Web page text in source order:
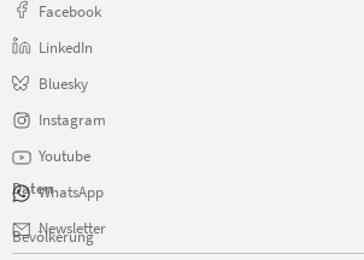
Facebook
LinkedIn
Bluesky
Instagram
Youtube
WhatsApp
Newsletter
Daten
Navigation
überspringen
Bevölkerung